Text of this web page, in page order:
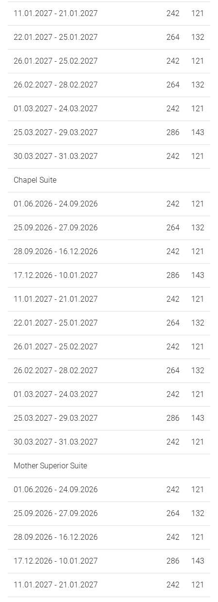
11.01.2027 - 21.01.2027 242 121
22.01.2027 - 25.01.2027 264 132
26.01.2027 - 25.02.2027 242 121
26.02.2027 - 28.02.2027 264 132
01.03.2027 - 24.03.2027 242 121
25.03.2027 - 29.03.2027 286 143
30.03.2027 - 31.03.2027 242 121
Chapel Suite
01.06.2026 - 24.09.2026 242 121
25.09.2026 - 27.09.2026 264 132
28.09.2026 - 16.12.2026 242 121
17.12.2026 - 10.01.2027 286 143
11.01.2027 - 21.01.2027 242 121
22.01.2027 - 25.01.2027 264 132
26.01.2027 - 25.02.2027 242 121
26.02.2027 - 28.02.2027 264 132
01.03.2027 - 24.03.2027 242 121
25.03.2027 - 29.03.2027 286 143
30.03.2027 - 31.03.2027 242 121
Mother Superior Suite
01.06.2026 - 24.09.2026 242 121
25.09.2026 - 27.09.2026 264 132
28.09.2026 - 16.12.2026 242 121
17.12.2026 - 10.01.2027 286 143
11.01.2027 - 21.01.2027 242 121